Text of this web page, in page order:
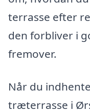
terrasse efter
den forbliver i
fremover.
Når du
træterrasse i